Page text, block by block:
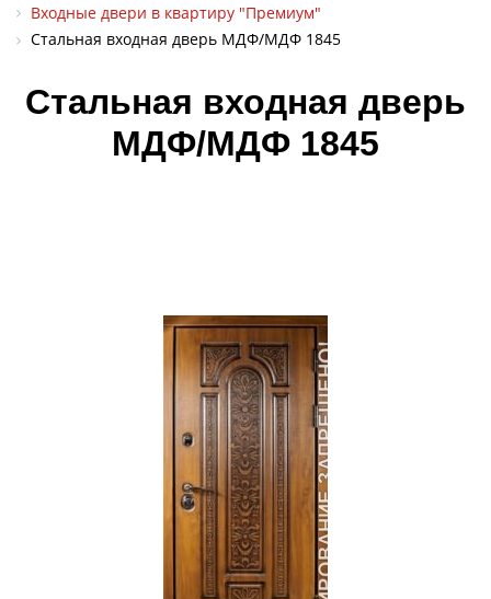
Входные двери в квартиру "Премиум"
Стальная входная дверь МДФ/МДФ 1845
Стальная входная дверь
МДФ/МДФ 1845